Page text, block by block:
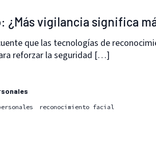
¿Más vigilancia significa
que las tecnologías de
reforzar la seguridad […]
reconocimiento facial